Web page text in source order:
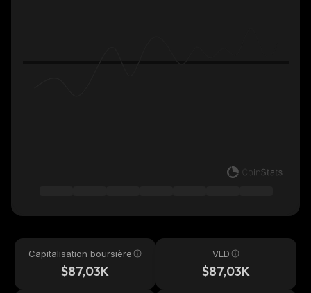
Capitalisation boursière
$87,03K
VED
$87,03K